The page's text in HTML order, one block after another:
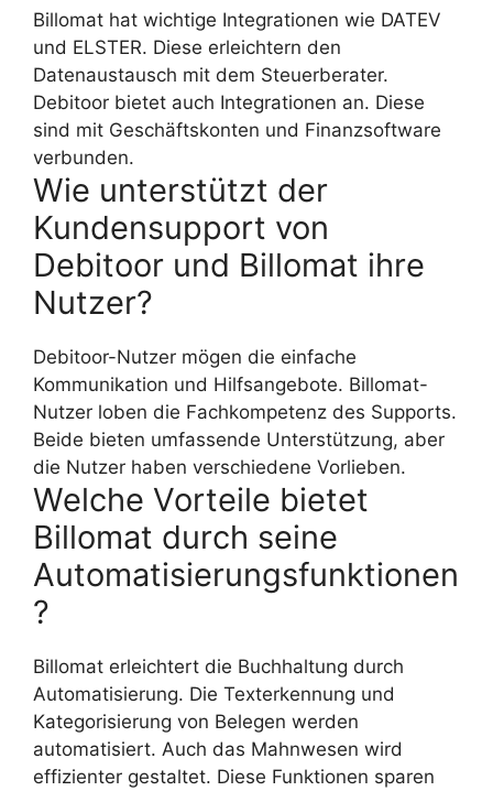
Billomat hat wichtige Integrationen wie DATEV
und ELSTER. Diese erleichtern den
Datenaustausch mit dem Steuerberater.
Debitoor bietet auch Integrationen an. Diese
sind mit Geschäftskonten und Finanzsoftware
verbunden.
Wie unterstützt der
Kundensupport von
Debitoor und Billomat ihre
Nutzer?
Debitoor-Nutzer mögen die einfache
Kommunikation und Hilfsangebote. Billomat-
Nutzer loben die Fachkompetenz des Supports.
Beide bieten umfassende Unterstützung, aber
die Nutzer haben verschiedene Vorlieben.
Welche Vorteile bietet
Billomat durch seine
Automatisierungsfunktionen
?
Billomat erleichtert die Buchhaltung durch
Automatisierung. Die Texterkennung und
Kategorisierung von Belegen werden
automatisiert. Auch das Mahnwesen wird
effizienter gestaltet. Diese Funktionen sparen